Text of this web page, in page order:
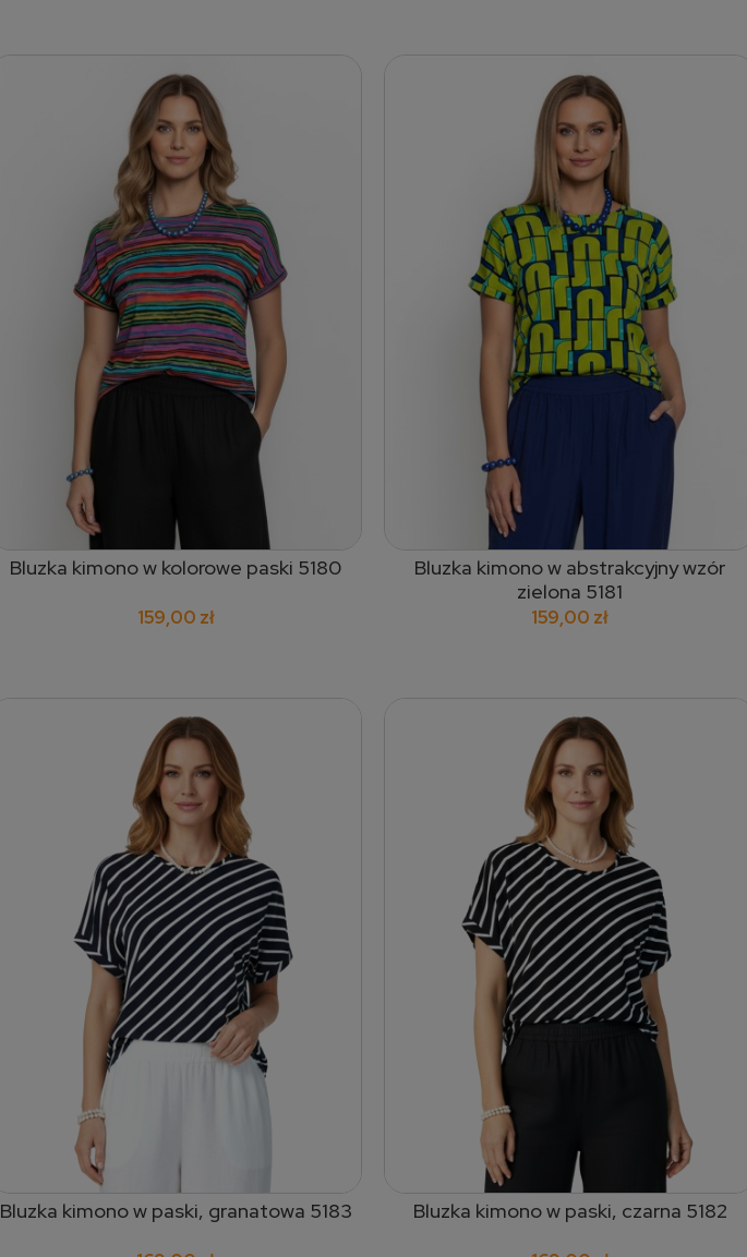
dodaj do koszyka
Bluzka kimono w kolorowe paski 5180
159,00 zł
dodaj do koszyka
Bluzka kimono w abstrakcyjny wzór
zielona 5181
159,00 zł
dodaj do koszyka
Bluzka kimono w paski, granatowa 5183 dodaj do koszyka
Bluzka kimono w paski, czarna 5182